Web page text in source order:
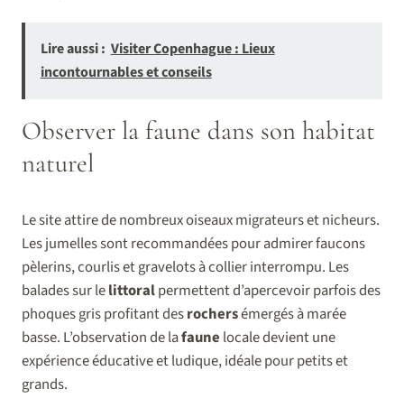
Lire aussi : Visiter Copenhague : Lieux
incontournables et conseils
Observer la faune dans son habitat
naturel
Le site attire de nombreux oiseaux migrateurs et nicheurs.
Les jumelles sont recommandées pour admirer faucons
pèlerins, courlis et gravelots à collier interrompu. Les
balades sur lelittoralpermettent d’apercevoir parfois des
phoques gris profitant desrochersémergés à marée
basse. L’observation de lafaune locale devient une
expérience éducative et ludique, idéale pour petits et
grands.